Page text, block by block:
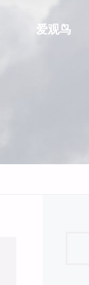
爱观鸟